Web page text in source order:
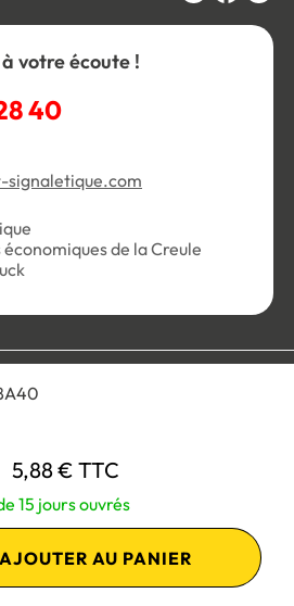
5,88 € TTC
15 jours ouvrés
AJOUTER AU PANIER
votre écoute !
40
signaletique.com
de la Creule
100% sécurisé :
aux professionnels